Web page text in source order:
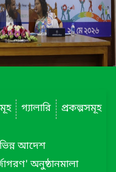
গ্যালারি
প্রকল্পসমূহ
আদেশ
অনুষ্ঠানমালা